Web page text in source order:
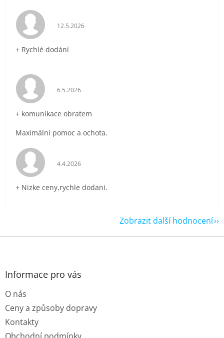
Hodnocení obchodu je 5 z 5 hvězdiček.
12.5.2026
+ Rychlé dodání
Hodnocení obchodu je 5 z 5 hvězdiček.
6.5.2026
+ komunikace obratem
Maximální pomoc a ochota.
Hodnocení obchodu je 5 z 5 hvězdiček.
4.4.2026
+ Nizke ceny,rychle dodani.
Zobrazit další hodnocení
Z
Informace pro vás
O nás
Ceny a způsoby dopravy
Kontakty